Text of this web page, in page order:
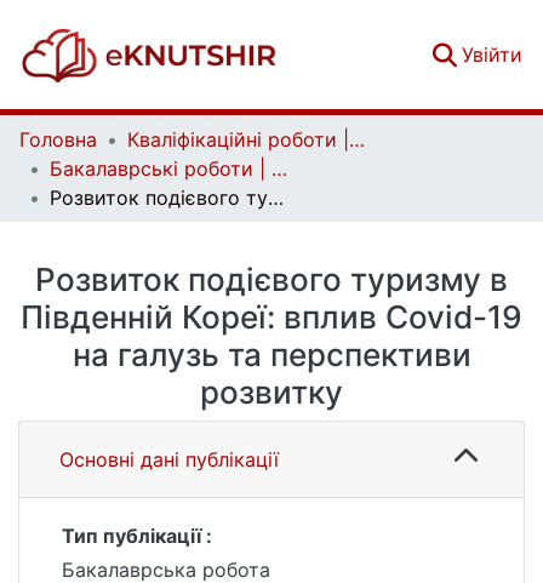
Увійти
Головна
Кваліфікаційні роботи | Qualifying works
Бакалаврські роботи | Bachelor theses
Розвиток подієвого туризму в Південній Кореї: вплив Covid-19 на галузь та перспективи розвитку
Розвиток подієвого туризму в
Південній Кореї: вплив Covid-19
на галузь та перспективи
розвитку
Основні дані публікації
Тип публікації :
Бакалаврська робота